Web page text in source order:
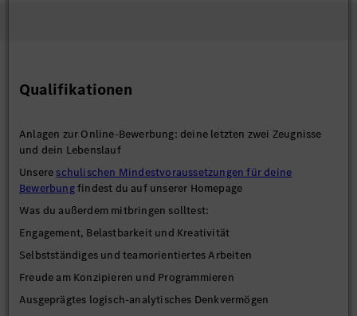
Qualifikationen
Anlagen zur Online-Bewerbung: deine letzten zwei Zeugnisse
und dein Lebenslauf
Unsere schulischen Mindestvoraussetzungen für deine
Bewerbungfindest du auf unserer Homepage
Was du außerdem mitbringen solltest:
Engagement, Belastbarkeit und Kreativität
Selbstständiges und teamorientiertes Arbeiten
Freude am Konzipieren und Programmieren
Ausgeprägtes logisch-analytisches Denkvermögen